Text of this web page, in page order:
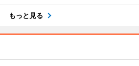
もっと見る